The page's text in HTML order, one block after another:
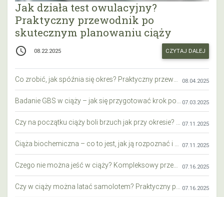
Jak działa test owulacyjny?
Praktyczny przewodnik po
skutecznym planowaniu ciąży
access_time 08.22.2025 CZYTAJ DALEJ
08.04.2025
07.03.2025
07.11.2025
07.11.2025
07.16.2025
07.16.2025